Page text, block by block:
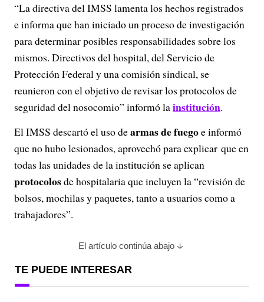
“La directiva del IMSS lamenta los hechos registrados
e informa que han iniciado un proceso de investigación
para determinar posibles responsabilidades sobre los
mismos. Directivos del hospital, del Servicio de
Protección Federal y una comisión sindical, se
reunieron con el objetivo de revisar los protocolos de
seguridad del nosocomio” informó lainstitución.
El IMSS descartó el uso dearmas de fuegoe informó
que no hubo lesionados, aprovechó para explicar que en
todas las unidades de la institución se aplican
protocolosde hospitalaria que incluyen la “revisión de
bolsos, mochilas y paquetes, tanto a usuarios como a
trabajadores”.
El artículo continúa abajo
TE PUEDE INTERESAR